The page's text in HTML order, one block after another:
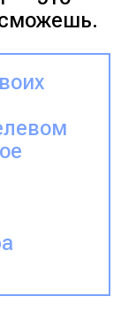
сможешь.